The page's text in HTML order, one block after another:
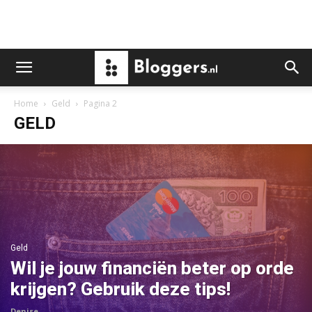
Home Geld Pagina 2
GELD
Geld
Wil je jouw financiën beter op orde
krijgen? Gebruik deze tips!